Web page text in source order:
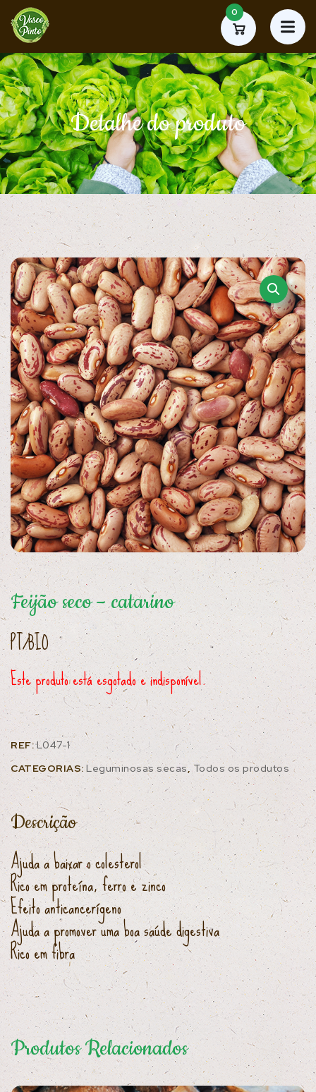
0
Detalhe do produto
Feijão seco – catarino
PT/BIO
Este produto está esgotado e indisponível.
REF:L047-1
CATEGORIAS: Leguminosas secas, Todos os produtos
Descrição
Ajuda a baixar o colesterol
Rico em proteína, ferro e zinco
Efeito anticancerígeno
Ajuda a promover uma boa saúde digestiva
Rico em fibra
Produtos Relacionados